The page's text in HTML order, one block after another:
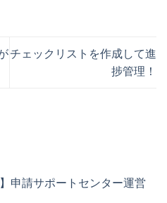
チェックリストを作成して進
捗管理！
申請サポートセンター運営